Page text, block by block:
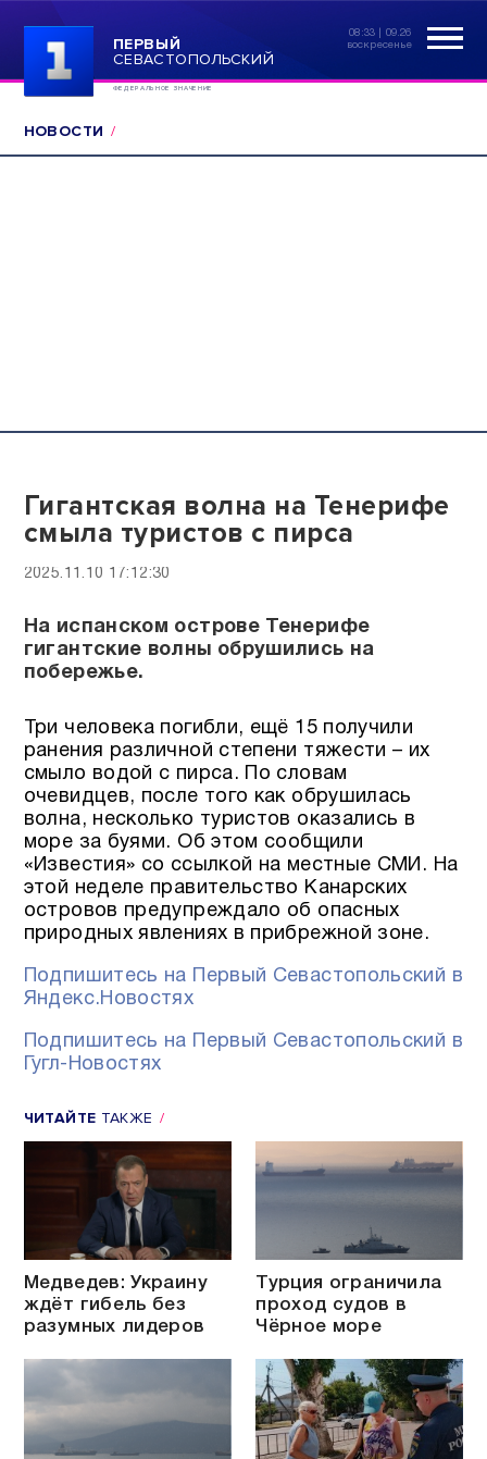
ПЕРВЫЙ
СЕВАСТОПОЛЬСКИЙ
ФЕДЕРАЛЬНОЕ ЗНАЧЕНИЕ
08:33 | 09.26
воскресенье
НОВОСТИ
Гигантская волна на Тенерифе
смыла туристов с пирса
2025.11.10 17:12:30
На испанском острове Тенерифе
гигантские волны обрушились на
побережье.
Три человека погибли, ещё 15 получили
ранения различной степени тяжести – их
смыло водой с пирса. По словам
очевидцев, после того как обрушилась
волна, несколько туристов оказались в
море за буями. Об этом сообщили
«Известия» со ссылкой на местные СМИ. На
этой неделе правительство Канарских
островов предупреждало об опасных
природных явлениях в прибрежной зоне.
Подпишитесь на Первый Севастопольский в
Яндекс.Новостях
Подпишитесь на Первый Севастопольский в
Гугл-Новостях
ЧИТАЙТЕ ТАКЖЕ
Медведев: Украину
ждёт гибель без
разумных лидеров
Турция ограничила
проход судов в
Чёрное море